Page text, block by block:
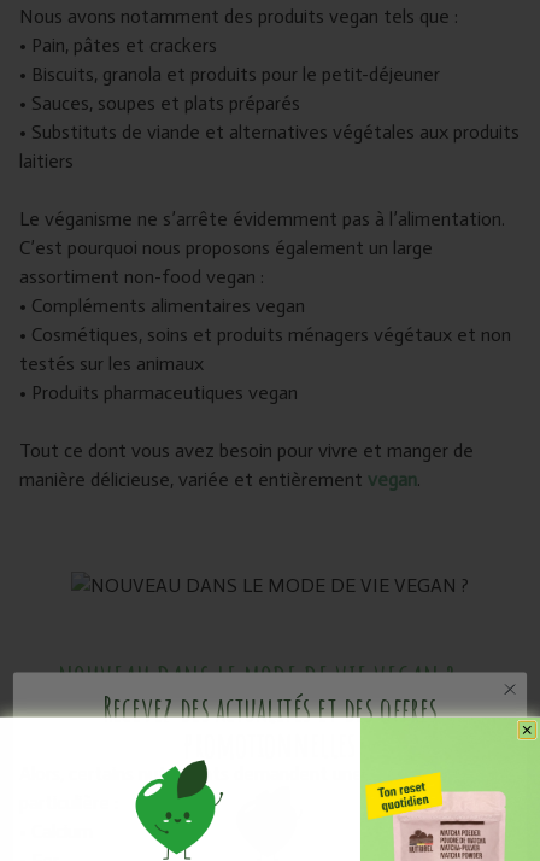
Nous avons notamment des produits vegan tels que :
• Pain, pâtes et crackers
• Biscuits, granola et produits pour le petit-déjeuner
• Sauces, soupes et plats préparés
• Substituts de viande et alternatives végétales aux produits
laitiers
Le véganisme ne s’arrête évidemment pas à l’alimentation.
C’est pourquoi nous proposons également un large
assortiment non-food vegan :
• Compléments alimentaires vegan
• Cosmétiques, soins et produits ménagers végétaux et non
testés sur les animaux
• Produits pharmaceutiques vegan
Tout ce dont vous avez besoin pour vivre et manger de
manière délicieuse, variée et entièrement vegan.
NOUVEAU DANS LE MODE DE VIE VEGAN ?
Alors, certains nutriments demandent une attention
Recevez des actualités et des offres